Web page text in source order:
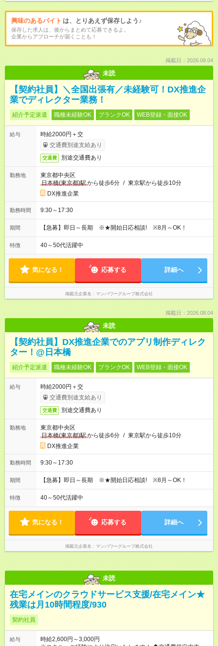
興味のあるバイト は、とりあえず保存しよう♪
保存した求人は、後からまとめて応募できるよ。
企業からアプローチが届くことも！
掲載日：2026.08.04
未読
【契約社員】＼全国出張有／未経験可！DX推進企
業でディレクター業務！
紹介予定派遣 職種未経験OK ブランクOK WEB登録・面接OK
給与
時給2000円＋交
交通費別途支給あり
交通費 別途交通費あり
勤務地
東京都中央区
日本橋(東京都)駅から徒歩6分 / 東京駅から徒歩10分
DX推進企業
勤務時間 9:30～17:30
期間 【急募】即日～長期 ※★開始日応相談! ※8月～OK！
特徴 40～50代活躍中
気になる！ 応募する 詳細へ
掲載元企業名 マンパワーグループ株式会社
掲載日：2026.08.04
未読
【契約社員】DX推進企業でのアプリ制作ディレク
ター！@日本橋
紹介予定派遣 職種未経験OK ブランクOK WEB登録・面接OK
給与
時給2000円＋交
交通費別途支給あり
交通費 別途交通費あり
勤務地
東京都中央区
日本橋(東京都)駅から徒歩6分 / 東京駅から徒歩10分
DX推進企業
勤務時間 9:30～17:30
期間 【急募】即日～長期 ※★開始日応相談! ※8月～OK！
特徴 40～50代活躍中
気になる！ 応募する 詳細へ
掲載元企業名 マンパワーグループ株式会社
未読
在宅メインのクラウドサービス支援/在宅メイン★
残業は月10時間程度/930
契約社員
給与
時給2,600円～3,000円